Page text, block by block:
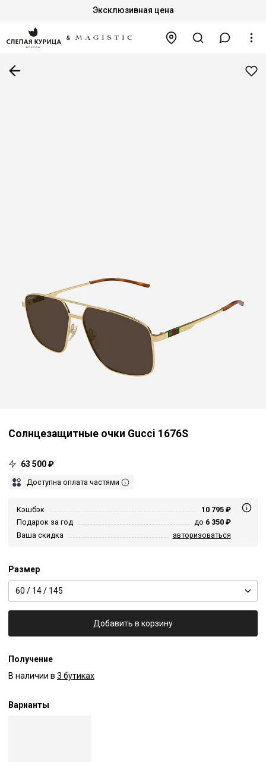
Эксклюзивная цена
Солнцезащитные очки Gucci 1676S
63 500 ₽
Доступна оплата частями
Кэшбэк
10 795 ₽
Подарок за год
до 6 350 ₽
Ваша скидка
авторизоваться
Размер
60 / 14 / 145
Добавить в корзину
Получение
В наличии в 3 бутиках
Варианты